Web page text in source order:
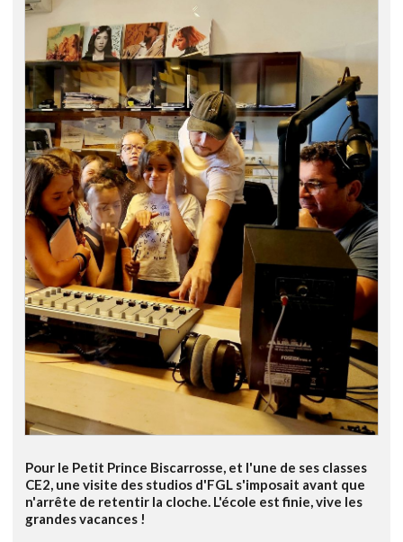
Pour le Petit Prince Biscarrosse, et l'une de ses classes
CE2, une visite des studios d'FGL s'imposait avant que
n'arrête de retentir la cloche. L'école est finie, vive les
grandes vacances !